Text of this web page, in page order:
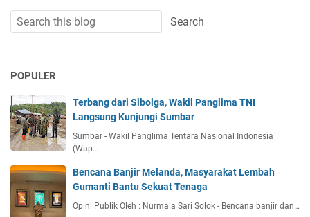
POPULER
Terbang dari Sibolga, Wakil Panglima TNI
Langsung Kunjungi Sumbar
Sumbar - Wakil Panglima Tentara Nasional Indonesia
(Wap…
Bencana Banjir Melanda, Masyarakat Lembah
Gumanti Bantu Sekuat Tenaga
Opini Publik Oleh : Nurmala Sari Solok - Bencana banjir dan…